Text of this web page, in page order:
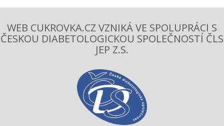
WEB CUKROVKA.CZ VZNIKÁ VE SPOLUPRÁCI S
ČESKOU DIABETOLOGICKOU SPOLEČNOSTÍ ČLS
JEP Z.S.